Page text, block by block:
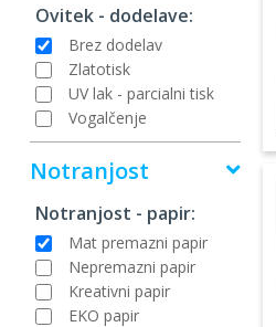
Ovitek - dodelave:
Brez dodelav
Zlatotisk
UV lak - parcialni tisk
Vogalčenje
Notranjost
Notranjost - papir:
Mat premazni papir
Nepremazni papir
Kreativni papir
EKO papir